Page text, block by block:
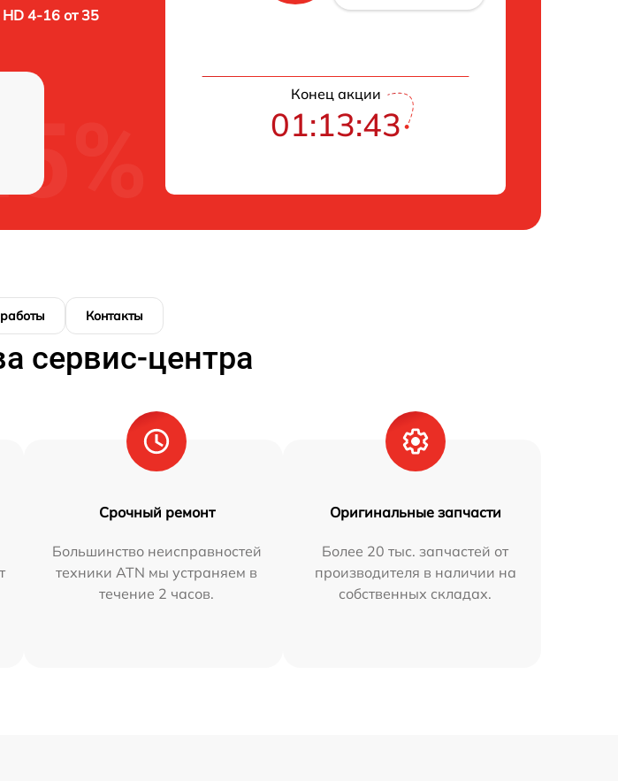
4-16 от 35
Конец акции
01:13:42
Контакты
сервис-центра
Срочный ремонт
Большинство неисправностей
техники ATN мы устраняем в
течение 2 часов.
Оригинальные запчасти
Более 20 тыс. запчастей от
производителя в наличии на
собственных складах.